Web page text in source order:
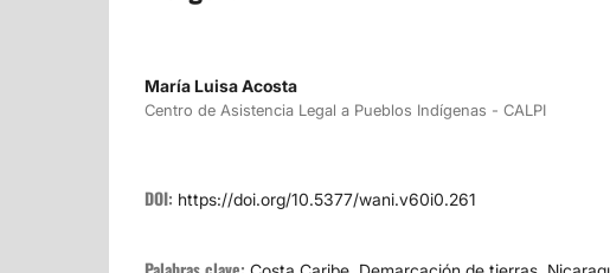
María Luisa Acosta
Centro de Asistencia Legal a Pueblos Indígenas - CALPI
DOI: https://doi.org/10.5377/wani.v60i0.261